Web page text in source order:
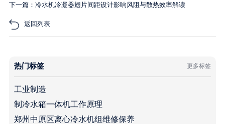
下一篇：冷水机冷凝器翅片间距设计影响风阻与散热效率解读
返回列表
热门标签 更多标签
工业制造
制冷水箱一体机工作原理
郑州中原区离心冷水机组维修保养